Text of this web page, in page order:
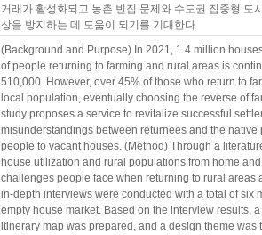
거래가 활성화되고 농촌 빈집 문제와 수도권 집중형 도
상을 방지하는 데 도움이 되기를 기대한다.
(Background and Purpose) In 2021, 1.4 million
of people returning to farming and rural areas is
510,000. However, over 45% of those who return to
local population, eventually choosing the reverse of
study proposes a service to revitalize successful
misunderstandings between returnees and the
people to vacant houses. (Method) Through a
house utilization and rural populations from home
challenges people face when returning to rural areas
in-depth interviews were conducted with a total of six
empty house market. Based on the interview results,
itinerary map was prepared, and a design theme